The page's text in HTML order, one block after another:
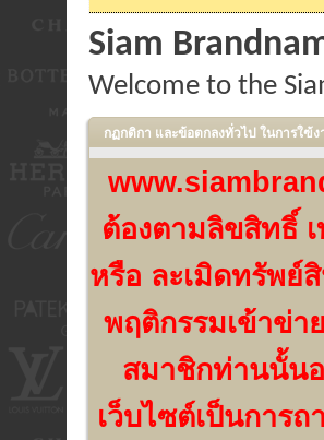
Siam
Welcome to the
กฏกติกา และข้อตกลงทั่วไป ในการใฃ้
ต้องตามลิขสิทธิ์
หรือ ละเมิดทรัพ
พฤติกรรมเข้าข่
สมาชิกท่านนั้น
เว็บไซต์เป็นการ